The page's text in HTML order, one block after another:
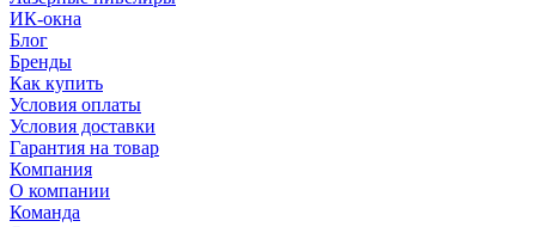
ИК-окна
Блог
Бренды
Как купить
Условия оплаты
Условия доставки
Гарантия на товар
Компания
О компании
Команда